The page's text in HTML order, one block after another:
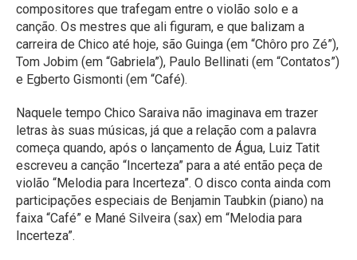
compositores que trafegam entre o violão solo e a
canção. Os mestres que ali figuram, e que balizam a
carreira de Chico até hoje, são Guinga (em “Chôro pro Zé”),
Tom Jobim (em “Gabriela”), Paulo Bellinati (em “Contatos”)
e Egberto Gismonti (em “Café).
Naquele tempo Chico Saraiva não imaginava em trazer
letras às suas músicas, já que a relação com a palavra
começa quando, após o lançamento de Água, Luiz Tatit
escreveu a canção “Incerteza” para a até então peça de
violão “Melodia para Incerteza”. O disco conta ainda com
participações especiais de Benjamin Taubkin (piano) na
faixa “Café” e Mané Silveira (sax) em “Melodia para
Incerteza”.